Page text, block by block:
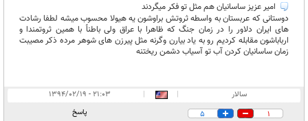
امیر عزیز ساسانیان هم مثل تو فکر میگردند
دوستانی که عربستان به واسطه ثروتش براوشون یه هیولا محسوب میشه لطفا رشادت
های ایران دلاور را در زمان جنگ که ظاهرا با عراق ولی باطناً با همین ثروتمندا و
ارباباشون مقابله کردیم رو به یاد بیارن وگرنه مثل پیرزن های شوهر مرده ذکر مصیبت
زمان ساسانیان کردن آب تو آسیاب دشمن ریختنه
سالار |
|
۲۱:۰۳ - ۱۳۹۴/۰۲/۱۹
1
5 پاسخ